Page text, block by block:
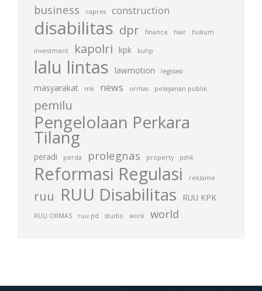
business capres construction
disabilitas dpr finance hair hukum
investment kapolri kpk kuhp
lalu lintas lawmotion legislasi
masyarakat mk news ormas pelayanan publik
pemilu
Pengelolaan Perkara
Tilang
peradi perda prolegnas property pshk
Reformasi Regulasi reklame
ruu RUU Disabilitas RUU KPK
RUU ORMAS ruu pd studio work world